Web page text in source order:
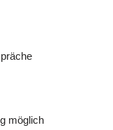
möglich